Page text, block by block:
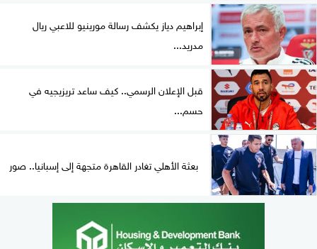
إبراهيم دياز يكشف رسالة مورينيو للاعبي ريال
مدريد...
قبل الإعلان الرسمي.. كيف ساعد تريزيجيه في
حسم...
بعثة الأهلي تغادر القاهرة متجهة إلى إسبانيا.. صور